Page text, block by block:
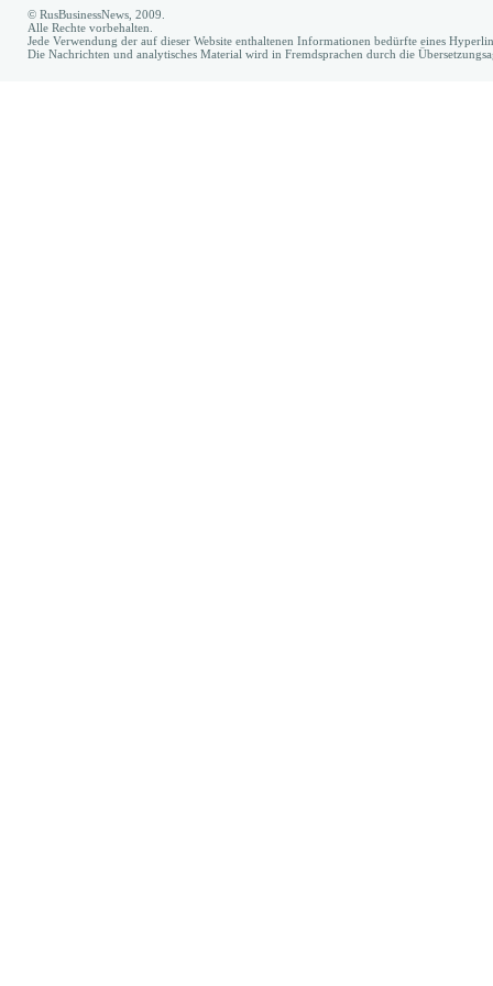
© RusBusinessNews, 2009.
Alle Rechte vorbehalten.
Jede Verwendung der auf dieser Website enthaltenen Informationen bedürfte eines
Die Nachrichten und analytisches Material wird in Fremdsprachen durch die